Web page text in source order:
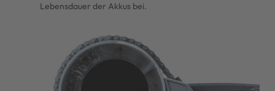
Lebensdauer der Akkus bei.